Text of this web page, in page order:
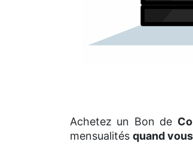
Achetez un Bon de
mensualités quand